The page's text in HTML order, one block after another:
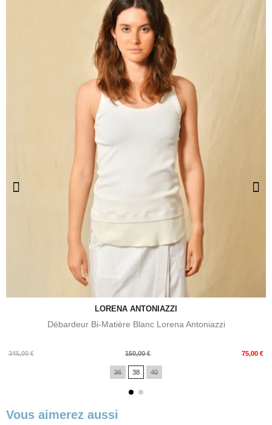
LORENA ANTONIAZZI
Débardeur Bi-Matière Blanc Lorena Antoniazzi
345,00 €
Prix
150,00 € 75,00 €
Prix
36 38 40
Vous aimerez aussi